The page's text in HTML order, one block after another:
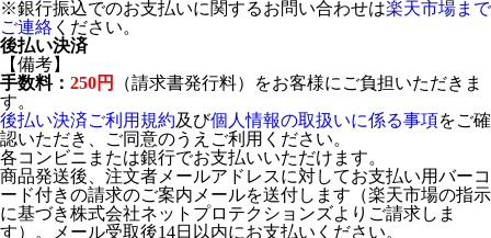
※銀行振込でのお支払いに関するお問い合わせは楽天市場まで
ご連絡 ください。
後払い決済
【備考】
手数料： 250円
（請求書発行料）をお客様にご負担いただきま
す。
後払い決済ご利用規約及び個人情報の取扱いに係る事項をご確
認いただき、ご同意のうえご利用ください。
各コンビニまたは銀行でお支払いいただけます。
商品発送後、注文者メールアドレスに対してお支払い用バーコ
ード付きの請求のご案内メールを送付します（楽天市場の指示
に基づき株式会社ネットプロテクションズよりご請求しま
す）。メール受取後14日以内にお支払いください。